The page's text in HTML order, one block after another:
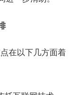
在以下几方面着